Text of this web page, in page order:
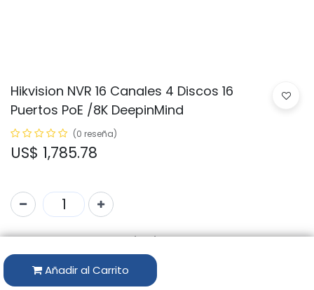
Hikvision NVR 16 Canales 4 Discos 16
Puertos PoE /8K DeepinMind
(0 reseña)
US$ 1,785.78
Añadir al Carrito
Código:
Marca:HIKVISION